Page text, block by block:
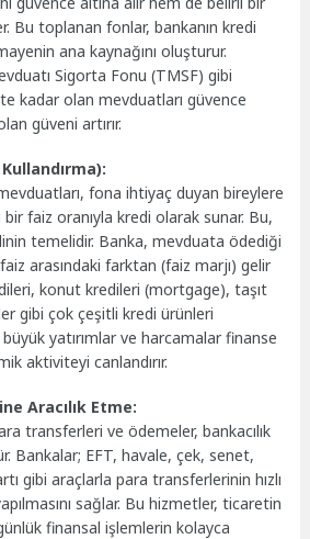
Bu toplanan fonlar, bankanın kredi
ana kaynağını oluşturur.
Sigorta Fonu (TMSF) gibi
kadar olan mevduatları güvence
güveni artırır.
fona ihtiyaç duyan bireylere
faiz oranıyla kredi olarak sunar. Bu,
temelidir. Banka, mevduata ödediği
arasındaki farktan (faiz marjı) gelir
konut kredileri (mortgage), taşıt
gibi çok çeşitli kredi ürünleri
yatırımlar ve harcamalar finanse
aktiviteyi canlandırır.
Aracılık Etme:
transferleri ve ödemeler, bankacılık
Bankalar; EFT, havale, çek, senet,
gibi araçlarla para transferlerinin hızlı
sağlar. Bu hizmetler, ticaretin
finansal işlemlerin kolayca